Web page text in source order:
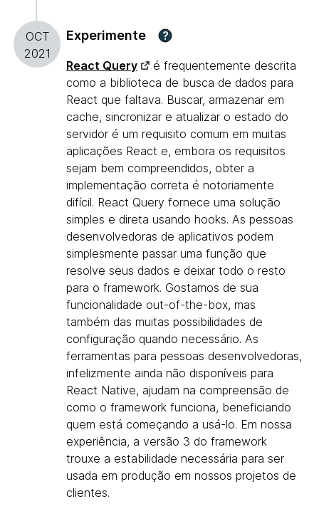
OCT
2021
Experimente ?
React Query
é frequentemente descrita
como a biblioteca de busca de dados para
React que faltava. Buscar, armazenar em
cache, sincronizar e atualizar o estado do
servidor é um requisito comum em muitas
aplicações React e, embora os requisitos
sejam bem compreendidos, obter a
implementação correta é notoriamente
difícil. React Query fornece uma solução
simples e direta usando hooks. As pessoas
desenvolvedoras de aplicativos podem
simplesmente passar uma função que
resolve seus dados e deixar todo o resto
para o framework. Gostamos de sua
funcionalidade out-of-the-box, mas
também das muitas possibilidades de
configuração quando necessário. As
ferramentas para pessoas desenvolvedoras,
infelizmente ainda não disponíveis para
React Native, ajudam na compreensão de
como o framework funciona, beneficiando
quem está começando a usá-lo. Em nossa
experiência, a versão 3 do framework
trouxe a estabilidade necessária para ser
usada em produção em nossos projetos de
clientes.